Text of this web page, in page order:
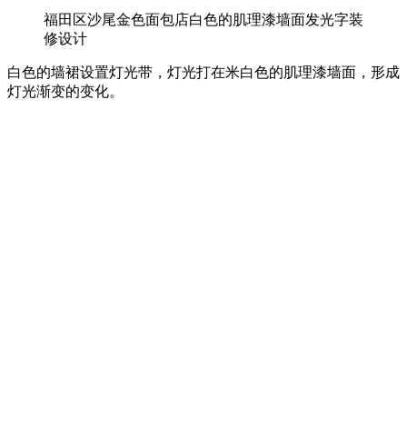
福田区沙尾金色面包店白色的肌理漆墙面发光字装
修设计
白色的墙裙设置灯光带，灯光打在米白色的肌理漆墙面，形成
灯光渐变的变化。